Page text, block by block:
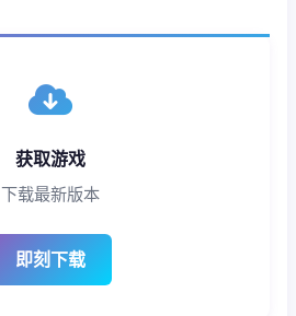
获取游戏
下载最新版本
即刻下载